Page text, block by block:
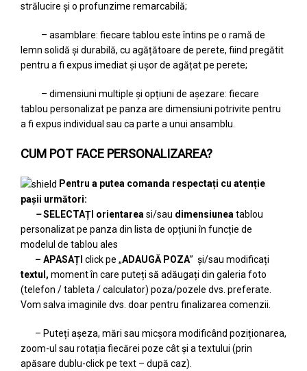
strălucire și o profunzime remarcabilă;
– asamblare: fiecare tablou este întins pe o ramă de
lemn solidă și durabilă, cu agățătoare de perete, fiind pregătit
pentru a fi expus imediat și ușor de agățat pe perete;
– dimensiuni multiple și opțiuni de așezare: fiecare
tablou personalizat pe panza are dimensiuni potrivite pentru
a fi expus individual sau ca parte a unui ansamblu.
CUM POT FACE PERSONALIZAREA?
Pentru a putea comanda respectați cu atenție
pașii următori:
–SELECTAȚI orientareasi/sau dimensiuneatablou
personalizat pe panza din lista de opțiuni în funcție de
modelul de tablou ales
– APASAȚI click pe „ADAUGĂ POZA” și/sau modificați
textul, moment în care puteți să adăugați din galeria foto
(telefon / tableta / calculator) poza/pozele dvs. preferate.
Vom salva imaginile dvs. doar pentru finalizarea comenzii.
– Puteți așeza, mări sau micșora modificând poziționarea,
zoom-ul sau rotația fiecărei poze cât și a textului (prin
apăsare dublu-click pe text – după caz).